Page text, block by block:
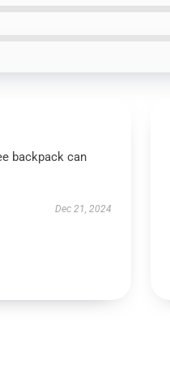
backpack can
Dec 21, 2024